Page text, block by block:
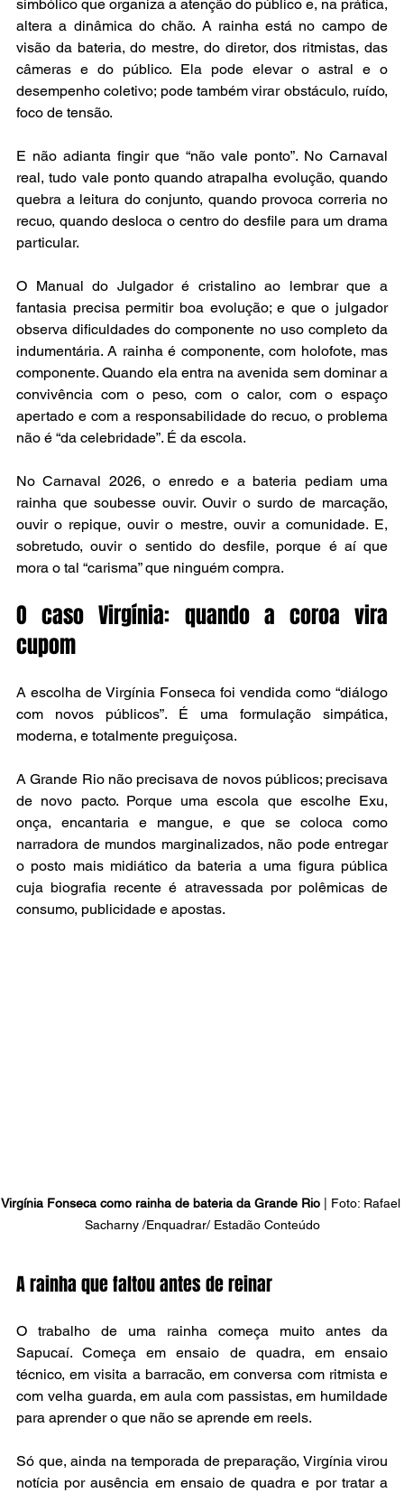
simbólico que organiza a atenção do público e, na prática,
altera a dinâmica do chão. A rainha está no campo de
visão da bateria, do mestre, do diretor, dos ritmistas, das
câmeras e do público. Ela pode elevar o astral e o
desempenho coletivo; pode também virar obstáculo, ruído,
foco de tensão.
E não adianta fingir que “não vale ponto”. No Carnaval
real, tudo vale ponto quando atrapalha evolução, quando
quebra a leitura do conjunto, quando provoca correria no
recuo, quando desloca o centro do desfile para um drama
particular.
O Manual do Julgador é cristalino ao lembrar que a
fantasia precisa permitir boa evolução; e que o julgador
observa dificuldades do componente no uso completo da
indumentária. A rainha é componente, com holofote, mas
componente. Quando ela entra na avenida sem dominar a
convivência com o peso, com o calor, com o espaço
apertado e com a responsabilidade do recuo, o problema
não é “da celebridade”. É da escola.
No Carnaval 2026, o enredo e a bateria pediam uma
rainha que soubesse ouvir. Ouvir o surdo de marcação,
ouvir o repique, ouvir o mestre, ouvir a comunidade. E,
sobretudo, ouvir o sentido do desfile, porque é aí que
mora o tal “carisma” que ninguém compra.
O caso Virgínia: quando a coroa vira
cupom
A escolha de Virgínia Fonseca foi vendida como “diálogo
com novos públicos”. É uma formulação simpática,
moderna, e totalmente preguiçosa.
A Grande Rio não precisava de novos públicos; precisava
de novo pacto. Porque uma escola que escolhe Exu,
onça, encantaria e mangue, e que se coloca como
narradora de mundos marginalizados, não pode entregar
o posto mais midiático da bateria a uma figura pública
cuja biografia recente é atravessada por polêmicas de
consumo, publicidade e apostas.
Virgínia Fonseca como rainha de bateria da Grande Rio | Foto: Rafael
Sacharny /Enquadrar/ Estadão Conteúdo
A rainha que faltou antes de reinar
O trabalho de uma rainha começa muito antes da
Sapucaí. Começa em ensaio de quadra, em ensaio
técnico, em visita a barracão, em conversa com ritmista e
com velha guarda, em aula com passistas, em humildade
para aprender o que não se aprende em reels.
Só que, ainda na temporada de preparação, Virgínia virou
notícia por ausência em ensaio de quadra e por tratar a